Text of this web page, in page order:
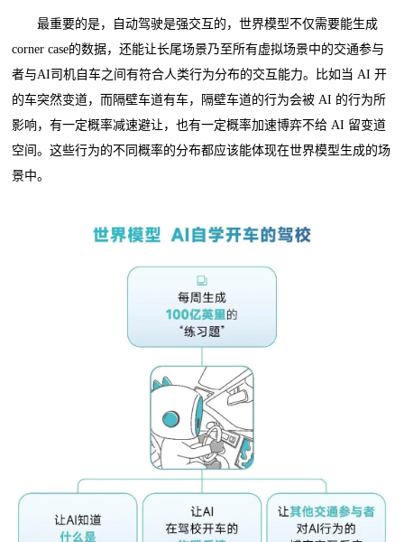
最重要的是，自动驾驶是强交互的，世界模型不仅需要能生成
corner case的数据，还能让长尾场景乃至所有虚拟场景中的交通参与
者与AI司机自车之间有符合人类行为分布的交互能力。比如当 AI 开
的车突然变道，而隔壁车道有车，隔壁车道的行为会被 AI 的行为所
影响，有一定概率减速避让，也有一定概率加速博弈不给 AI 留变道
空间。这些行为的不同概率的分布都应该能体现在世界模型生成的场
景中。